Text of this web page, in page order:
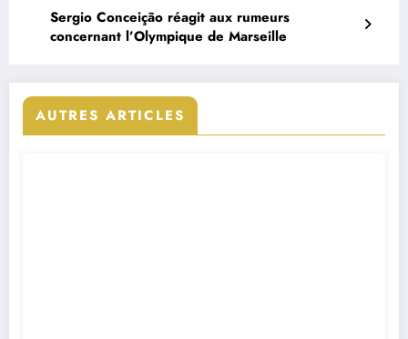
Sergio Conceição réagit aux rumeurs
concernant l’Olympique de Marseille
AUTRES ARTICLES